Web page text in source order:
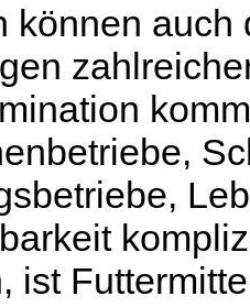
können
ist